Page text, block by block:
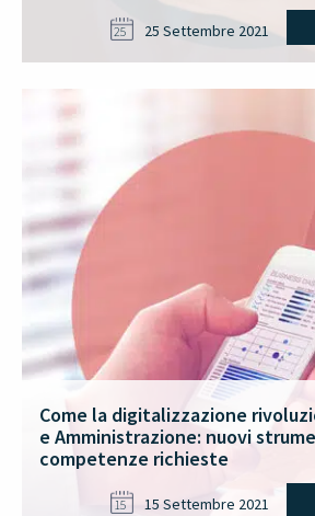
25 25 Settembre 2021
Come la digitalizzazione
e Amministrazione: nuovi
competenze richieste
15 15 Settembre 2021